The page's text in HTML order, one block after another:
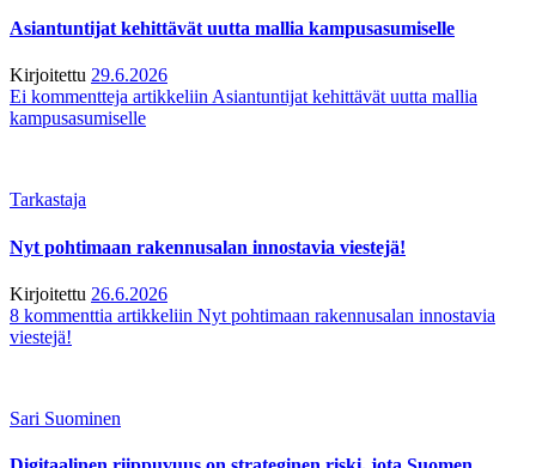
Asiantuntijat kehittävät uutta mallia kampusasumiselle
Kirjoitettu 29.6.2026
Ei kommentteja artikkeliin Asiantuntijat kehittävät uutta mallia
kampusasumiselle
Tarkastaja
Nyt pohtimaan rakennusalan innostavia viestejä!
Kirjoitettu 26.6.2026
8 kommenttia artikkeliin Nyt pohtimaan rakennusalan innostavia
viestejä!
Sari Suominen